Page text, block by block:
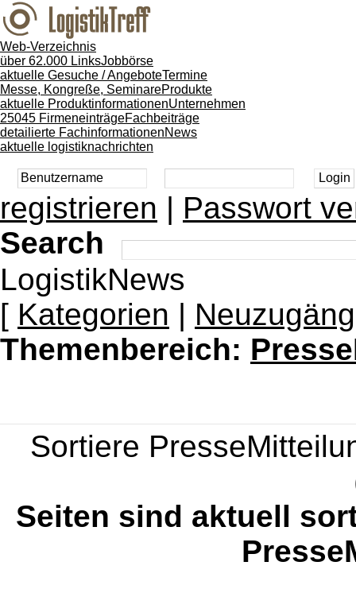
Web-Verzeichnis
über 62.000 LinksJobbörse
aktuelle Gesuche / AngeboteTermine
Messe, Kongreße, SeminareProdukte
aktuelle ProduktinformationenUnternehmen
25045 FirmeneinträgeFachbeiträge
detailierte FachinformationenNews
aktuelle logistiknachrichten
registrieren | Passwort
Search
LogistikNews
[ Kategorien |
Themenbereich:
Sortiere
Seiten sind aktuell